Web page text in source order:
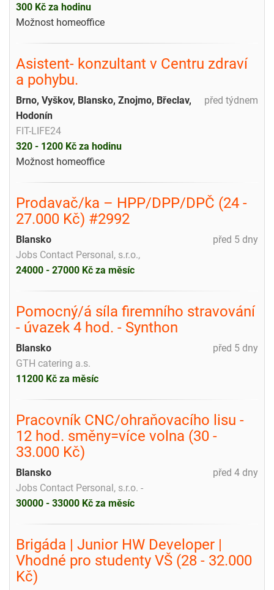
300 Kč za hodinu
Možnost homeoffice
Asistent- konzultant v Centru zdraví
a pohybu.
před týdnem
Brno, Vyškov, Blansko, Znojmo, Břeclav,
Hodonín
FIT-LIFE24
320 - 1200 Kč za hodinu
Možnost homeoffice
Prodavač/ka – HPP/DPP/DPČ (24 -
27.000 Kč) #2992
před 5 dny
Blansko
Jobs Contact Personal, s.r.o.,
24000 - 27000 Kč za měsíc
Pomocný/á síla firemního stravování
- úvazek 4 hod. - Synthon
před 5 dny
Blansko
GTH catering a.s.
11200 Kč za měsíc
Pracovník CNC/ohraňovacího lisu -
12 hod. směny=více volna (30 -
33.000 Kč)
před 4 dny
Blansko
Jobs Contact Personal, s.r.o. -
30000 - 33000 Kč za měsíc
Brigáda | Junior HW Developer |
Vhodné pro studenty VŠ (28 - 32.000
Kč)